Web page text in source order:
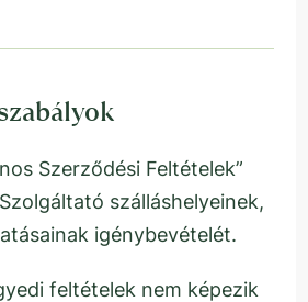
Szerződési Feltételek”
szálláshelyeinek,
igénybevételét.
feltételek nem képezik